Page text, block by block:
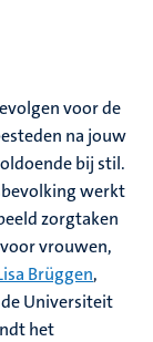
voor de
na jouw
bij stil.
werkt
zorgtaken
vrouwen,
Brüggen,
Universiteit
het